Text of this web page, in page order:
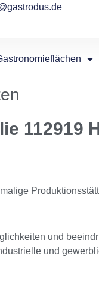
112919
und
und